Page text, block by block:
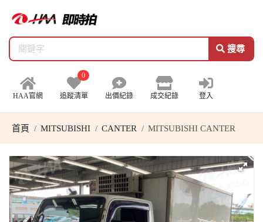
搜尋
HAA官網
0
追蹤清單 出價紀錄 成交紀錄 登入
首頁 MITSUBISHI CANTER MITSUBISHI CANTER